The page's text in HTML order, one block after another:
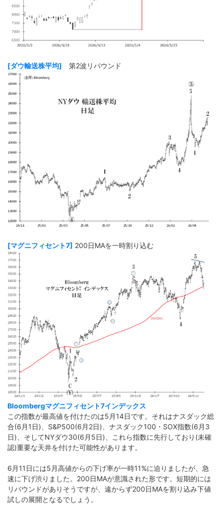
[ダウ輸送株平均] 第2波リバウンド
[マグニフィセント7] 200日MAを一時割り込む
Bloombergマグニフィセント7インデックス
この指数が最高値を付けたのは5月14日です。それはナスダック総
合(6月1日)、S&P500(6月2日)、ナスダック100・SOX指数(6月3
日)、そしてNYダウ30(6月5日)、これら指数に先行しており(未確
認)重要な天井を付けた可能性があります。
6月11日には5月高値からの下げ率が一時11%に迫りましたが、急
速に下げ渋りました。200日MAが意識された形です。短期的には
リバウンドがありそうですが、遠からず200日MAを割り込み下値
試しの展開となるでしょう。